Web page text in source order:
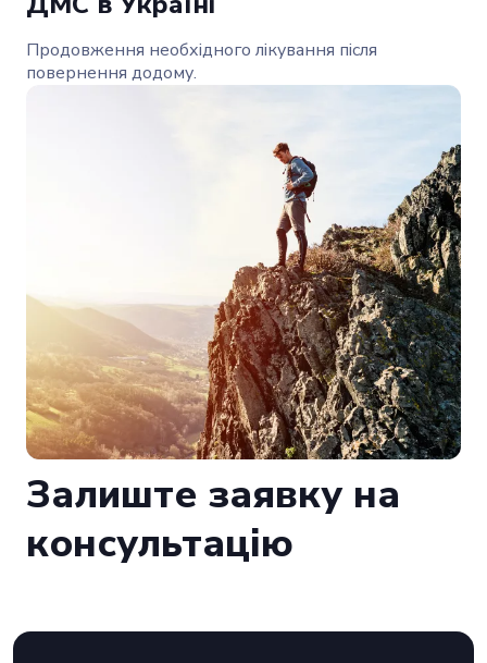
Продовження необхідного лікування після
повернення додому.
Залиште заявку на
консультацію